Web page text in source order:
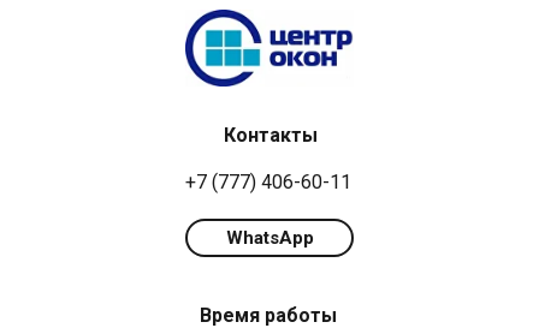
+7 (777) 406-60-11
Время работы
Контакты
WhatsApp